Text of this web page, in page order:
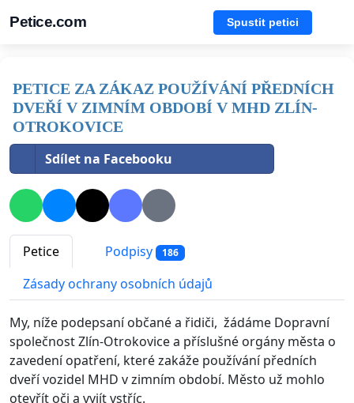
Petice.com Spustit petici
PETICE ZA ZÁKAZ POUŽÍVÁNÍ PŘEDNÍCH
DVEŘÍ V ZIMNÍM OBDOBÍ V MHD ZLÍN-
OTROKOVICE
Sdílet na Facebooku
Petice Podpisy 186
Zásady ochrany osobních údajů
My, níže podepsaní občané a řidiči, žádáme Dopravní
společnost Zlín-Otrokovice a příslušné orgány města o
zavedení opatření, které zakáže používání předních
dveří vozidel MHD v zimním období. Město už mohlo
otevřít oči a vyjít vstříc.